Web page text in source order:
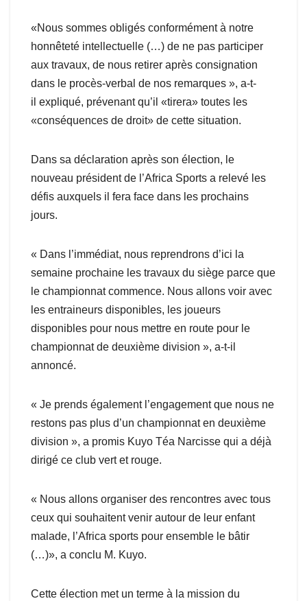
«Nous sommes obligés conformément à notre
honnêteté intellectuelle (…) de ne pas participer
aux travaux, de nous retirer après consignation
dans le procès-verbal de nos remarques », a-t-
il expliqué, prévenant qu’il «tirera» toutes les
«conséquences de droit» de cette situation.
Dans sa déclaration après son élection, le
nouveau président de l’Africa Sports a relevé les
défis auxquels il fera face dans les prochains
jours.
« Dans l’immédiat, nous reprendrons d’ici la
semaine prochaine les travaux du siège parce que
le championnat commence. Nous allons voir avec
les entraineurs disponibles, les joueurs
disponibles pour nous mettre en route pour le
championnat de deuxième division », a-t-il
annoncé.
« Je prends également l’engagement que nous ne
restons pas plus d’un championnat en deuxième
division », a promis Kuyo Téa Narcisse qui a déjà
dirigé ce club vert et rouge.
« Nous allons organiser des rencontres avec tous
ceux qui souhaitent venir autour de leur enfant
malade, l’Africa sports pour ensemble le bâtir
(…)», a conclu M. Kuyo.
Cette élection met un terme à la mission du